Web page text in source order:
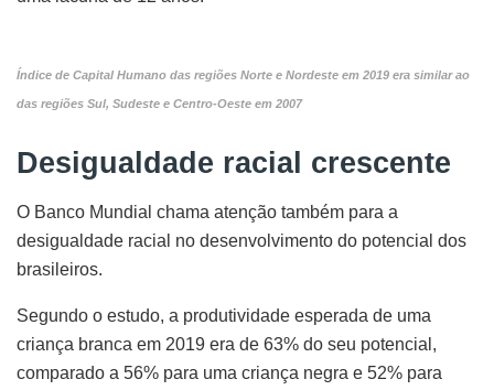
Índice de Capital Humano das regiões Norte e Nordeste em 2019 era similar ao
das regiões Sul, Sudeste e Centro-Oeste em 2007
Desigualdade racial crescente
O Banco Mundial chama atenção também para a
desigualdade racial no desenvolvimento do potencial dos
brasileiros.
Segundo o estudo, a produtividade esperada de uma
criança branca em 2019 era de 63% do seu potencial,
comparado a 56% para uma criança negra e 52% para